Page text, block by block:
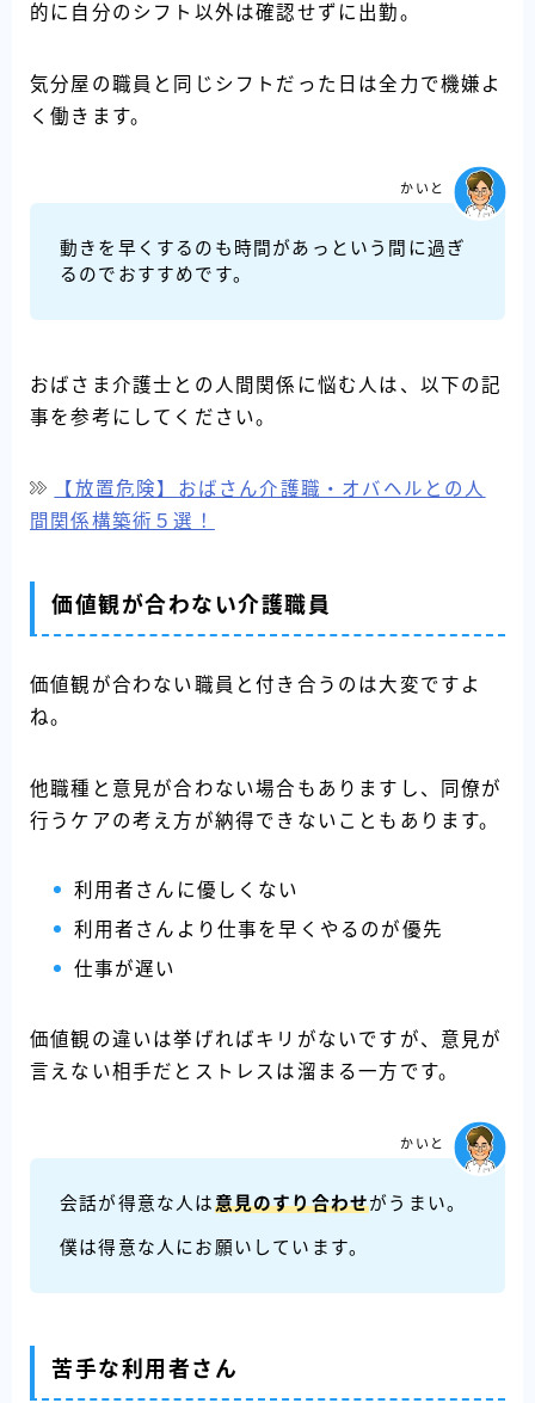
的に自分のシフト以外は確認せずに出勤。
気分屋の職員と同じシフトだった日は全力で機嫌よ
く働きます。
動きを早くするのも時間があっという間に過ぎ
るのでおすすめです。
かいと
おばさま介護士との人間関係に悩む人は、以下の記
事を参考にしてください。
【放置危険】おばさん介護職・オバヘルとの人
間関係構築術５選！
価値観が合わない介護職員
価値観が合わない職員と付き合うのは大変ですよ
ね。
他職種と意見が合わない場合もありますし、同僚が
行うケアの考え方が納得できないこともあります。
利用者さんに優しくない
利用者さんより仕事を早くやるのが優先
仕事が遅い
価値観の違いは挙げればキリがないですが、意見が
言えない相手だとストレスは溜まる一方です。
会話が得意な人は意見のすり合わせがうまい。
僕は得意な人にお願いしています。
かいと
苦手な利用者さん